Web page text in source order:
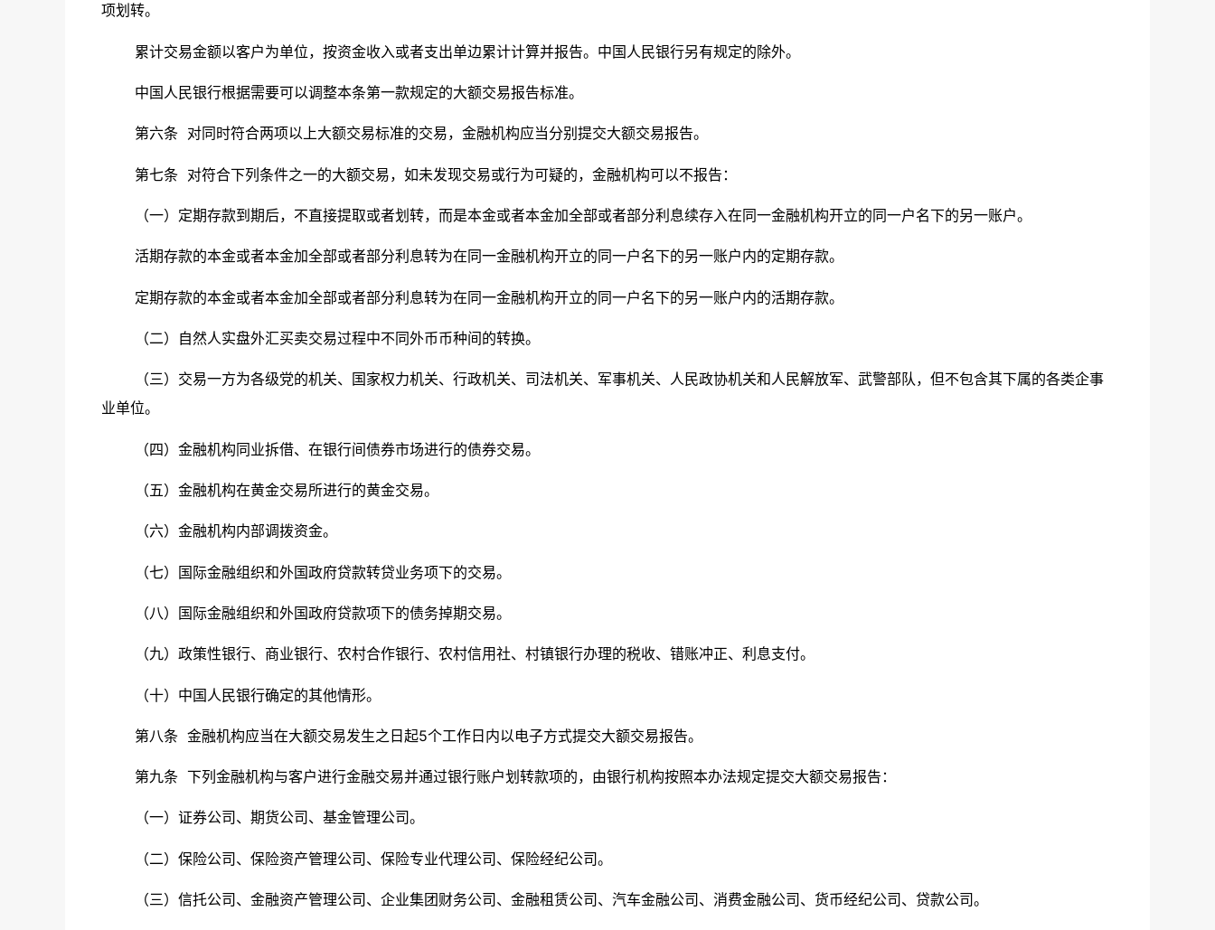
项划转。
累计交易金额以客户为单位，按资金收入或者支出单边累计计算并报告。中国人民银行另有规定的除外。
中国人民银行根据需要可以调整本条第一款规定的大额交易报告标准。
第六条 对同时符合两项以上大额交易标准的交易，金融机构应当分别提交大额交易报告。
第七条 对符合下列条件之一的大额交易，如未发现交易或行为可疑的，金融机构可以不报告：
（一）定期存款到期后，不直接提取或者划转，而是本金或者本金加全部或者部分利息续存入在同一金融机构开立的同一户名下的另一账户。
活期存款的本金或者本金加全部或者部分利息转为在同一金融机构开立的同一户名下的另一账户内的定期存款。
定期存款的本金或者本金加全部或者部分利息转为在同一金融机构开立的同一户名下的另一账户内的活期存款。
（二）自然人实盘外汇买卖交易过程中不同外币币种间的转换。
（三）交易一方为各级党的机关、国家权力机关、行政机关、司法机关、军事机关、人民政协机关和人民解放军、武警部队，但不包含其下属的各类企事
业单位。
（四）金融机构同业拆借、在银行间债券市场进行的债券交易。
（五）金融机构在黄金交易所进行的黄金交易。
（六）金融机构内部调拨资金。
（七）国际金融组织和外国政府贷款转贷业务项下的交易。
（八）国际金融组织和外国政府贷款项下的债务掉期交易。
（九）政策性银行、商业银行、农村合作银行、农村信用社、村镇银行办理的税收、错账冲正、利息支付。
（十）中国人民银行确定的其他情形。
第八条 金融机构应当在大额交易发生之日起5个工作日内以电子方式提交大额交易报告。
第九条 下列金融机构与客户进行金融交易并通过银行账户划转款项的，由银行机构按照本办法规定提交大额交易报告：
（一）证券公司、期货公司、基金管理公司。
（二）保险公司、保险资产管理公司、保险专业代理公司、保险经纪公司。
（三）信托公司、金融资产管理公司、企业集团财务公司、金融租赁公司、汽车金融公司、消费金融公司、货币经纪公司、贷款公司。